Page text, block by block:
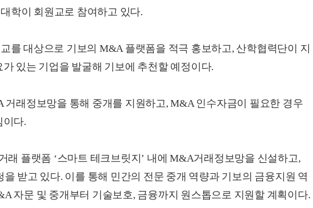
학이 회원교로 참여하고 있다.
를 대상으로 기보의 M&A 플랫폼을 적극 홍보하고, 산학협력단이 지
있는 기업을 발굴해 기보에 추천할 예정이다.
거래정보망을 통해 중개를 지원하고, M&A 인수자금이 필요한 경우
이다.
래 플랫폼 ‘스마트 테크브릿지’ 내에 M&A거래정보망을 신설하고,
받고 있다. 이를 통해 민간의 전문 중개 역량과 기보의 금융지원 역
자문 및 중개부터 기술보호, 금융까지 원스톱으로 지원할 계획이다.